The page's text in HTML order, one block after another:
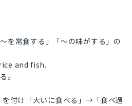
を常食する」「～の味がする」の
and fish.
。
付け「大いに食べる」→「食べ過